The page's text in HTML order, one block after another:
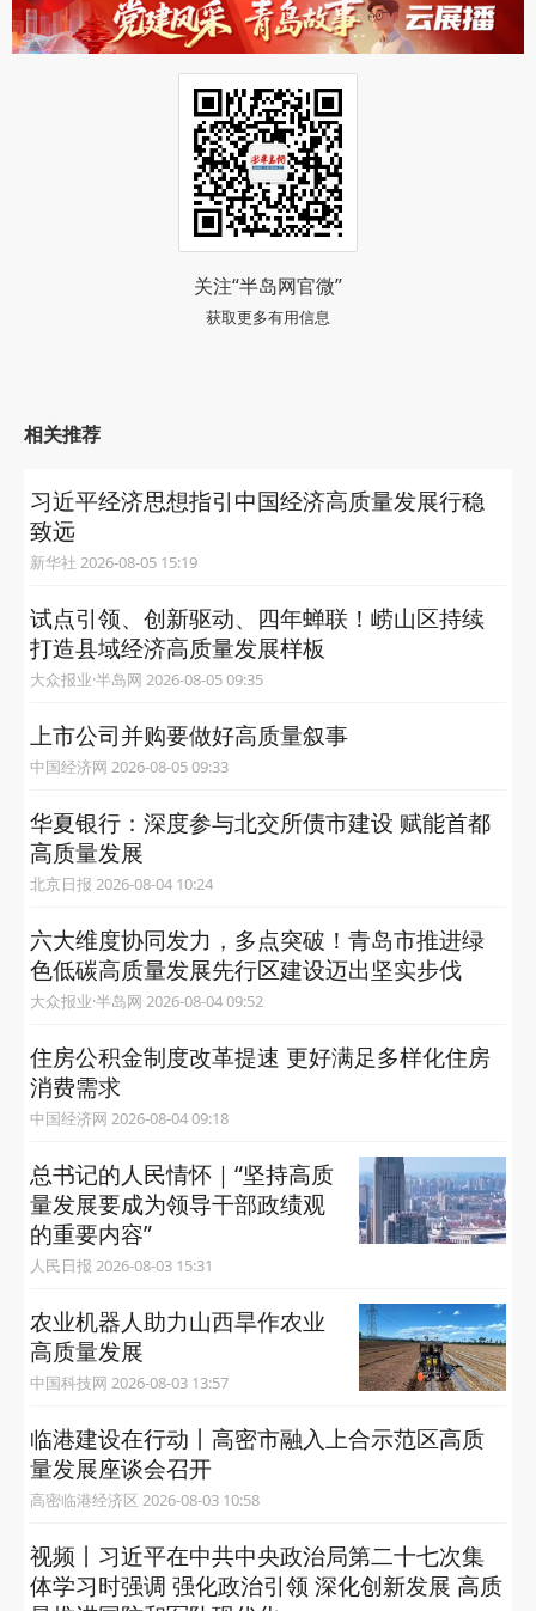
关注“半岛网官微”
获取更多有用信息
相关推荐
习近平经济思想指引中国经济高质量发展行稳
致远
新华社 2026-08-05 15:19
试点引领、创新驱动、四年蝉联！崂山区持续
打造县域经济高质量发展样板
大众报业·半岛网 2026-08-05 09:35
上市公司并购要做好高质量叙事
中国经济网 2026-08-05 09:33
华夏银行：深度参与北交所债市建设 赋能首都
高质量发展
北京日报 2026-08-04 10:24
六大维度协同发力，多点突破！青岛市推进绿
色低碳高质量发展先行区建设迈出坚实步伐
大众报业·半岛网 2026-08-04 09:52
住房公积金制度改革提速 更好满足多样化住房
消费需求
中国经济网 2026-08-04 09:18
总书记的人民情怀｜“坚持高质
量发展要成为领导干部政绩观
的重要内容”
人民日报 2026-08-03 15:31
农业机器人助力山西旱作农业
高质量发展
中国科技网 2026-08-03 13:57
临港建设在行动丨高密市融入上合示范区高质
量发展座谈会召开
高密临港经济区 2026-08-03 10:58
视频丨习近平在中共中央政治局第二十七次集
体学习时强调 强化政治引领 深化创新发展 高质